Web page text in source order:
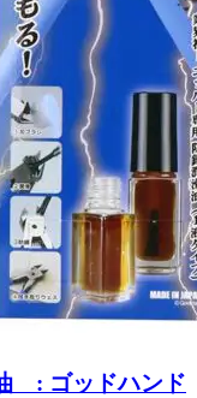
: ゴッドハンド